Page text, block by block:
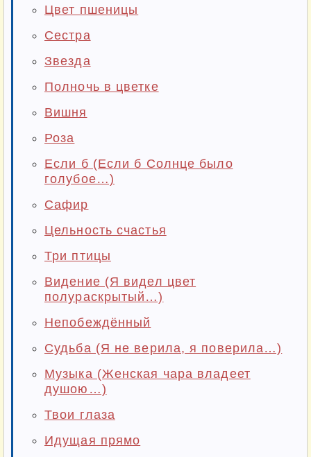
Цвет пшеницы
Сестра
Звезда
Полночь в цветке
Вишня
Роза
Если б (Если б Солнце было
голубое…)
Сафир
Цельность счастья
Три птицы
Видение (Я видел цвет
полураскрытый…)
Непобеждённый
Судьба (Я не верила, я поверила…)
Музыка (Женская чара владеет
душою…)
Твои глаза
Идущая прямо